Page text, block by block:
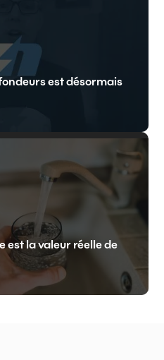
est désormais
est la valeur réelle de